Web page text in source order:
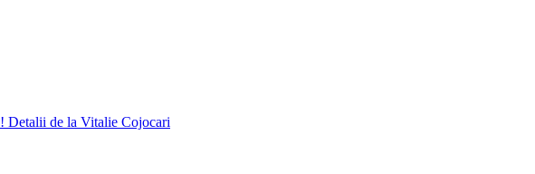
Detalii de la Vitalie Cojocari